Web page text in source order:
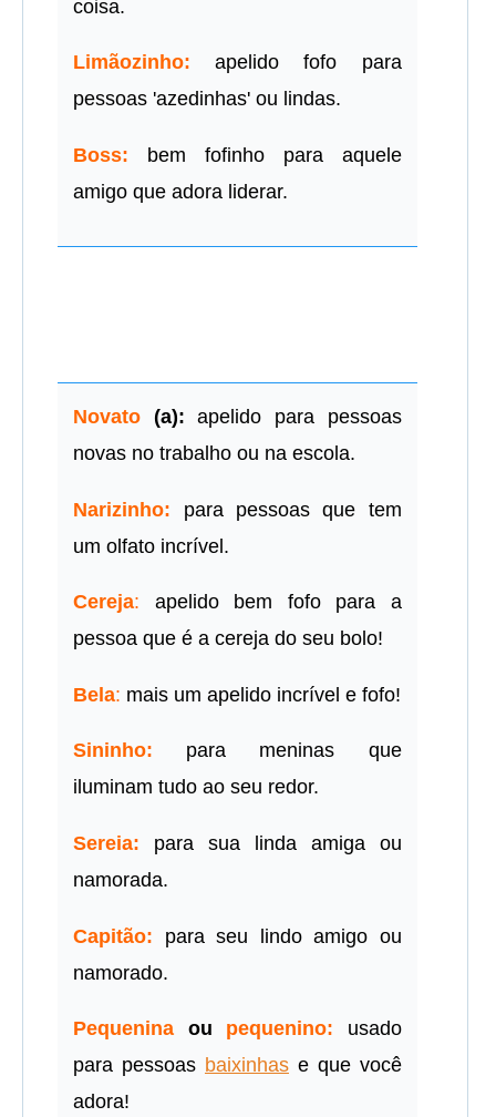
coisa.
Limãozinho:
apelido fofo para
pessoas 'azedinhas' ou lindas.
Boss:
bem fofinho para aquele
amigo que adora liderar.
Novato (a):apelido para pessoas
novas no trabalho ou na escola.
Narizinho:
para pessoas que tem
um olfato incrível.
Cereja: apelido bem fofo para a
pessoa que é a cereja do seu bolo!
Bela: mais um apelido incrível e fofo!
Sininho:
para meninas que
iluminam tudo ao seu redor.
Sereia: para sua linda amiga ou
namorada.
Capitão: para seu lindo amigo ou
namorado.
Pequenina ou pequenino:
usado
para pessoas baixinhase que você
adora!